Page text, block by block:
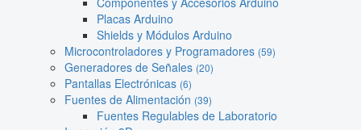
Placas Arduino
Shields y Módulos Arduino
Microcontroladores y Programadores (59)
Generadores de Señales (20)
Pantallas Electrónicas (6)
Fuentes de Alimentación (39)
Fuentes Regulables de Laboratorio